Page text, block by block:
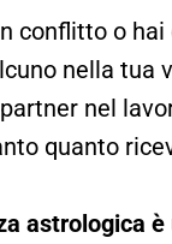
conflitto o
nella tua
nel
quanto
astrologica